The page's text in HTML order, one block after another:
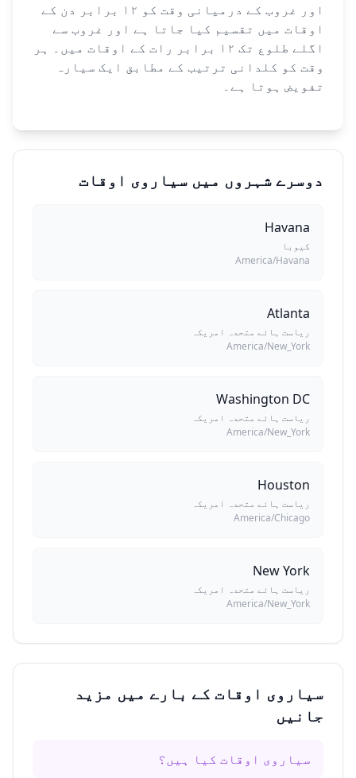
اور غروب کے درمیانی وقت کو ۱۲ برابر دن کے
اوقات میں تقسیم کیا جاتا ہے اور غروب سے
اگلے طلوع تک ۱۲ برابر رات کے اوقات میں۔ ہر
وقت کو کلدانی ترتیب کے مطابق ایک سیارہ
تفویض ہوتا ہے۔
دوسرے شہروں میں سیاروی اوقات
Havana
کیوبا
America/Havana
Atlanta
ریاست ہائے متحدہ امریکہ
America/New_York
Washington DC
ریاست ہائے متحدہ امریکہ
America/New_York
Houston
ریاست ہائے متحدہ امریکہ
America/Chicago
New York
ریاست ہائے متحدہ امریکہ
America/New_York
سیاروی اوقات کے بارے میں مزید
جانیں
سیاروی اوقات کیا ہیں؟